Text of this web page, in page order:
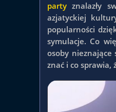
party znalazły
azjatyckiej
popularności
symulacje. Co
osoby nieznające
znać i co sprawia,